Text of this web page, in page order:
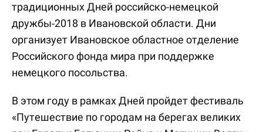
традиционных Дней российско-немецкой
дружбы-2018 в Ивановской области. Дни
организует Ивановское областное отделение
Российского фонда мира при поддержке
немецкого посольства.
В этом году в рамках Дней пройдет фестиваль
«Путешествие по городам на берегах великих